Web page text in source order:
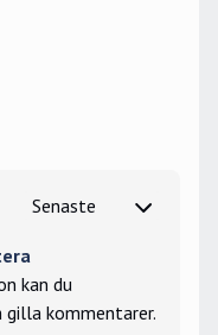
kan du
gilla kommentarer.